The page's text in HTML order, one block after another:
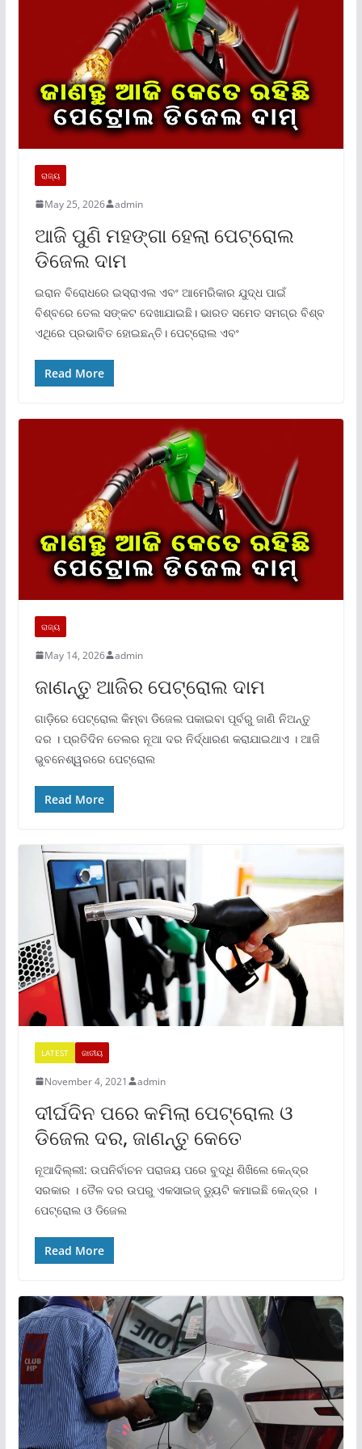
ରାଜ୍ୟ
May 25, 2026 admin
ଆଜି ପୁଣି ମହଙ୍ଗା ହେଲା ପେଟ୍ରୋଲ
ଡିଜେଲ ଦାମ
ଇରାନ ବିରୋଧରେ ଇସ୍ରାଏଲ ଏବଂ ଆମେରିକାର ଯୁଦ୍ଧ ପାଇଁ
ବିଶ୍ବରେ ତେଲ ସଙ୍କଟ ଦେଖାଯାଇଛି। ଭାରତ ସମେତ ସମଗ୍ର ବିଶ୍ବ
ଏଥିରେ ପ୍ରଭାବିତ ହୋଇଛନ୍ତି। ପେଟ୍ରୋଲ ଏବଂ
Read More
ରାଜ୍ୟ
May 14, 2026 admin
ଜାଣନ୍ତୁ ଆଜିର ପେଟ୍ରୋଲ ଦାମ
ଗାଡ଼ିରେ ପେଟ୍ରୋଲ କିମ୍ବା ଡିଜେଲ ପକାଇବା ପୂର୍ବରୁ ଜାଣି ନିଅନ୍ତୁ
ଦର । ପ୍ରତିଦିନ ତେଲର ନୂଆ ଦର ନିର୍ଦ୍ଧାରଣ କରାଯାଇଥାଏ । ଆଜି
ଭୁବନେଶ୍ୱରରେ ପେଟ୍ରୋଲ
Read More
LATEST ଜାତୀୟ
November 4, 2021 admin
ଦୀର୍ଘଦିନ ପରେ କମିଲା ପେଟ୍ରୋଲ ଓ
ଡିଜେଲ ଦର, ଜାଣନ୍ତୁ କେତେ
ନୂଆଦିଲ୍ଲୀ: ଉପନିର୍ବାଚନ ପରାଜୟ ପରେ ବୁଦ୍ଧି ଶିଖିଲେ କେନ୍ଦ୍ର
ସରକାର । ତୈଳ ଦର ଉପରୁ ଏକସାଇଜ୍ ଡ୍ୟୁଟି କମାଇଛି କେନ୍ଦ୍ର ।
ପେଟ୍ରୋଲ ଓ ଡିଜେଲ
Read More